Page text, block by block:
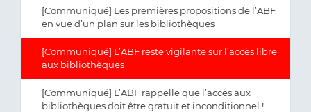
[Communiqué] Les premières propositions de l’ABF
en vue d’un plan sur les bibliothèques
[Communiqué] L’ABF reste vigilante sur l’accès libre
aux bibliothèques
[Communiqué] L’ABF rappelle que l’accès aux
bibliothèques doit être gratuit et inconditionnel !